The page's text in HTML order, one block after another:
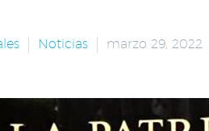
Noticias marzo 29, 2022